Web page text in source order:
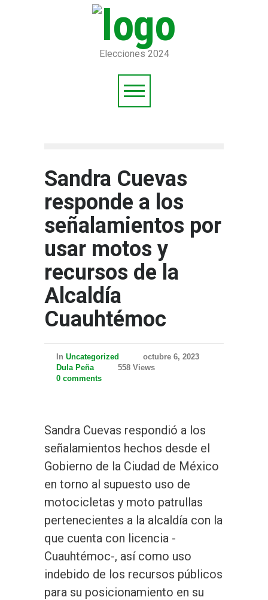
Elecciones 2024
Sandra Cuevas
responde a los
señalamientos por
usar motos y
recursos de la
Alcaldía
Cuauhtémoc
In Uncategorized
octubre 6, 2023
Dula Peña
558 Views
0 comments
Sandra Cuevas respondió a los
señalamientos hechos desde el
Gobierno de la Ciudad de México
en torno al supuesto uso de
motocicletas y moto patrullas
pertenecientes a la alcaldía con la
que cuenta con licencia -
Cuauhtémoc-, así como uso
indebido de los recursos públicos
para su posicionamiento en su